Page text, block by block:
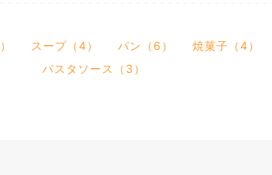
スープ（4） パン（6） 焼菓子（4）
パスタソース（3）